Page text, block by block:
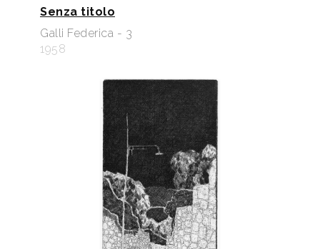
Senza titolo
Galli Federica - 3
1958